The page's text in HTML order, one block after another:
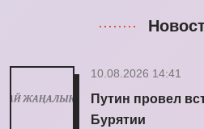
10.08.2026 14:41
Путин провел
Бурятии